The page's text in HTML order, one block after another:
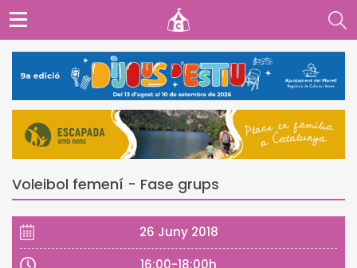
Voleibol femení - Fase grups
26 Juny 2018
16:00-18:00h